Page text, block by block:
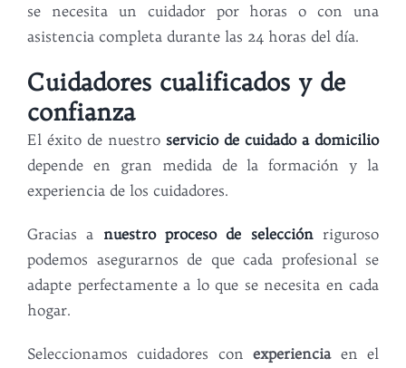
se necesita un cuidador por horas o con una
asistencia completa durante las 24 horas del día.
Cuidadores cualificados y de
confianza
El éxito de nuestro servicio de cuidado a domicilio
depende en gran medida de la formación y la
experiencia de los cuidadores.
Gracias a nuestro proceso de selecciónriguroso
podemos asegurarnos de que cada profesional se
adapte perfectamente a lo que se necesita en cada
hogar.
Seleccionamos cuidadores conexperienciaen el